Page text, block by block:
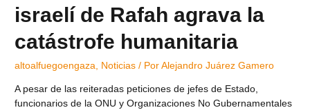
israelí de Rafah agrava la
catástrofe humanitaria
altoalfuegoengaza Noticias / PorAlejandro Juárez Gamero
A pesar de las reiteradas peticiones de jefes de Estado,
funcionarios de la ONU y Organizaciones No Gubernamentales